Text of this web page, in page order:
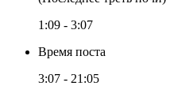
1:09 - 3:07
Время поста
3:07 - 21:05